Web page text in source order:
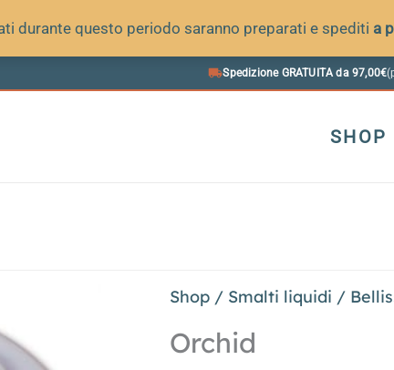
durante questo periodo saranno preparati e spediti a
Spedizione GRATUITA da 97,00€
SHOP
Shop / Smalti liquidi /
Orchid